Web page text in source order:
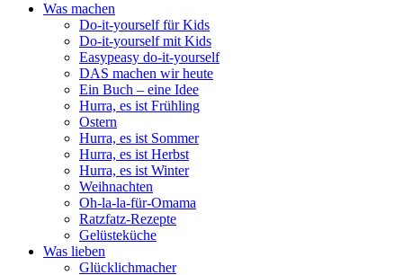
Was machen
Do-it-yourself für Kids
Do-it-yourself mit Kids
Easypeasy do-it-yourself
DAS machen wir heute
Ein Buch – eine Idee
Hurra, es ist Frühling
Ostern
Hurra, es ist Sommer
Hurra, es ist Herbst
Hurra, es ist Winter
Weihnachten
Oh-la-la-für-Omama
Ratzfatz-Rezepte
Gelüsteküche
Was lieben
Glücklichmacher